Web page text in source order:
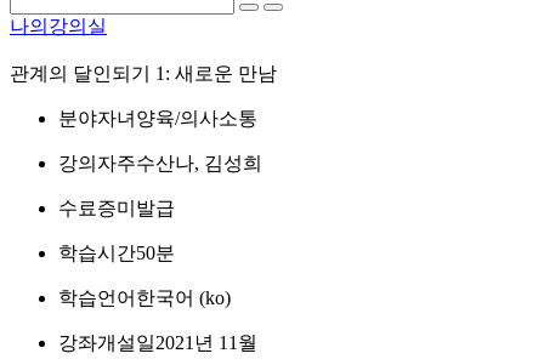
나의강의실
관계의 달인되기 1: 새로운 만남
분야자녀양육/의사소통
강의자주수산나, 김성희
수료증미발급
학습시간50분
학습언어 한국어 ‎(ko)‎
강좌개설일2021년 11월